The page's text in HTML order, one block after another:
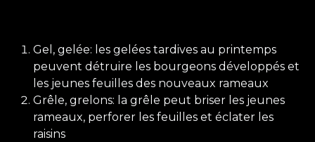
Gel, gelée: les gelées tardives au printemps
peuvent détruire les bourgeons développés et
les jeunes feuilles des nouveaux rameaux
Grêle, grelons: la grêle peut briser les jeunes
rameaux, perforer les feuilles et éclater les
raisins